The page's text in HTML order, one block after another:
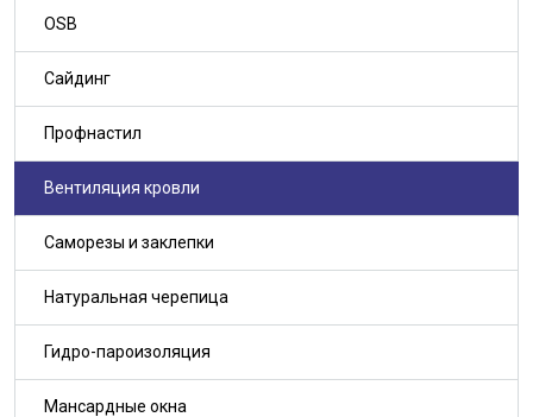
OSB
Сайдинг
Профнастил
Вентиляция кровли
Саморезы и заклепки
Натуральная черепица
Гидро-пароизоляция
Мансардные окна